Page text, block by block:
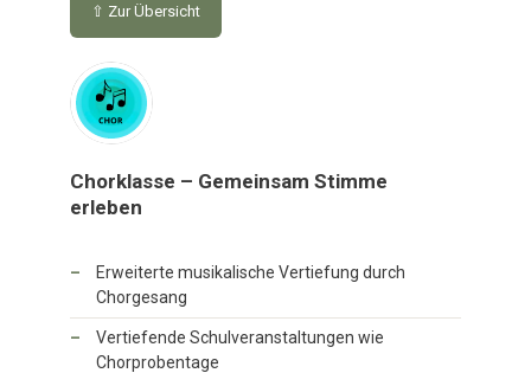
⇧ Zur Übersicht
Chorklasse – Gemeinsam Stimme
erleben
Erweiterte musikalische Vertiefung durch
Chorgesang
Vertiefende Schulveranstaltungen wie
Chorprobentage